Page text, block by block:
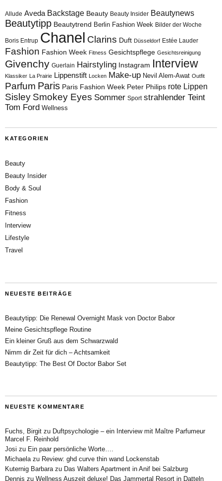
Allude Aveda Backstage Beauty Beauty Insider Beautynews
Beautytipp Beautytrend Berlin Fashion Week Bilder der Woche
Boris Entrup Chanel Clarins Duft Düsseldorf Estée Lauder
Fashion Fashion Week Fitness Gesichtspflege Gesichtsreinigung
Givenchy Guerlain Hairstyling Instagram Interview
Klassiker La Prairie Lippenstift Locken Make-up Nevil Alem-Awat Outfit
Parfum Paris Paris Fashion Week Peter Philips rote Lippen
Sisley Smokey Eyes Sommer Sport strahlender Teint
Tom Ford Wellness
KATEGORIEN
Beauty
Beauty Insider
Body & Soul
Fashion
Fitness
Interview
Lifestyle
Travel
NEUESTE BEITRÄGE
Beautytipp: Die Renewal Overnight Mask von Doctor Babor
Meine Gesichtspflege Routine
Ein kleiner Gruß aus dem Schwarzwald
Nimm dir Zeit für dich – Achtsamkeit
Beautytipp: The Best Of Doctor Babor Set
NEUESTE KOMMENTARE
Fuchs, Birgit zu Duftpsychologie – ein Interview mit Maître Parfumeur
Marcel F. Reinhold
Josi zu Ein paar persönliche Worte….
Michaelazu Review: ghd curve thin wand Lockenstab
Kuternig Barbarazu Das Walters Apartment in Anif bei Salzburg
Dennis zu Wellness Auszeit deluxe! Das Jammertal Resort in Datteln